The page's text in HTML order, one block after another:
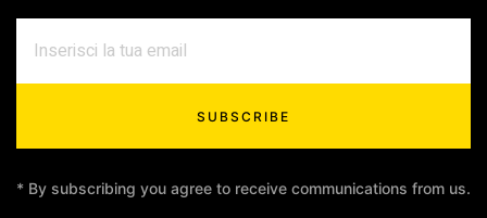
SUBSCRIBE
* By subscribing you agree to receive communications from us.